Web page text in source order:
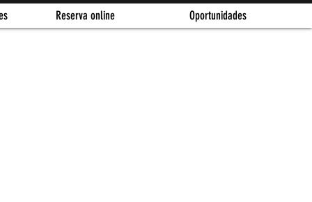
Reserva online Oportunidades